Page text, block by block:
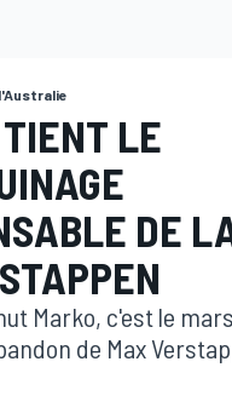
LE
DE
Marko, c'est le
de Max